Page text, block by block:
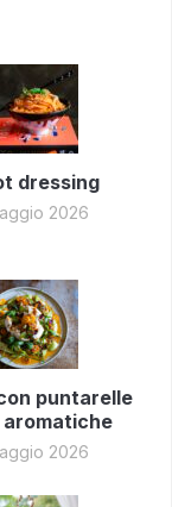
dressing
2026
puntarelle
aromatiche
2026